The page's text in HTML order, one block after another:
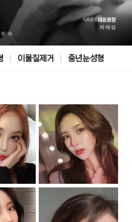
이물질제거 중년눈성형